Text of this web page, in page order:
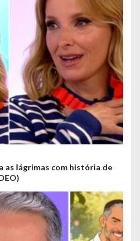
as lágrimas com história de